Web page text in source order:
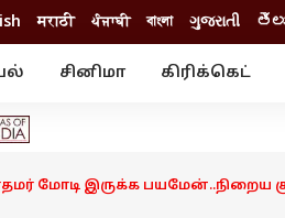
मराठी ਪੰਜਾਬੀ বাংলা ગુજરાતી
சினிமா கிரிக்கெட்
மோடி இருக்க